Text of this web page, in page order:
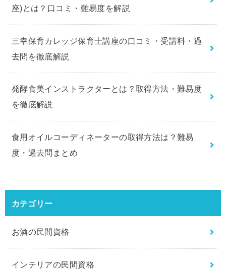
座)とは？口コミ・難易度を解説
三幸保育カレッジ保育士講座の口コミ・受講料・過
去問を徹底解説
発酵食美インストラクターとは？取得方法・難易度
を徹底解説
食用オイルコーディネーターの取得方法は？難易
度・過去問まとめ
カテゴリー
お酒の民間資格
インテリアの民間資格